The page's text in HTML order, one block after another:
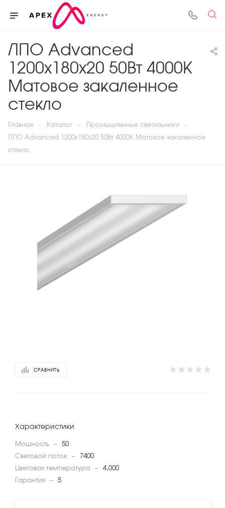
ЛПО Advanced
1200x180x20 50Вт 4000К
Матовое закаленное
стекло
Главная — Каталог — Промышленные светильники —
ЛПО Advanced 1200x180x20 50Вт 4000К Матовое закаленное
стекло
СРАВНИТЬ
Характеристики
Мощность — 50
Световой поток
— 7400
Цветовая температура
— 4,000
Гарантия — 5